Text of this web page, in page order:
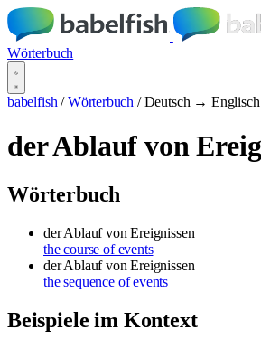
Wörterbuch
babelfish / Wörterbuch / Deutsch → Englisch
der Ablauf von
Wörterbuch
der Ablauf von Ereignissen
the course of events
der Ablauf von Ereignissen
the sequence of events
Beispiele im Kontext